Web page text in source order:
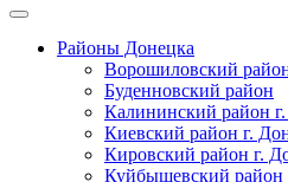
Районы Донецка
Ворошиловский
Буденновский район
Калининский район
Киевский район г.
Кировский район г.
Куйбышевский район